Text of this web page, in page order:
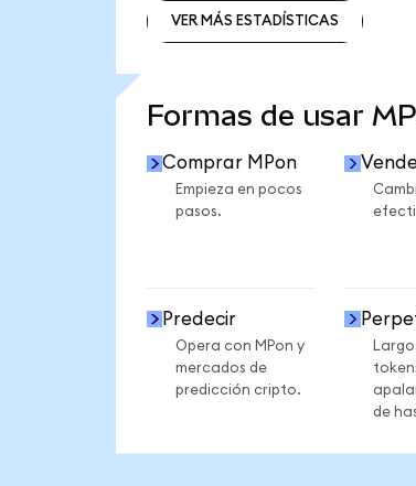
VER MÁS ESTADÍSTICAS
Formas de usar
Comprar MPon
Empieza en pocos
pasos.
Predecir
Opera con MPon y
mercados de
predicción cripto.
de